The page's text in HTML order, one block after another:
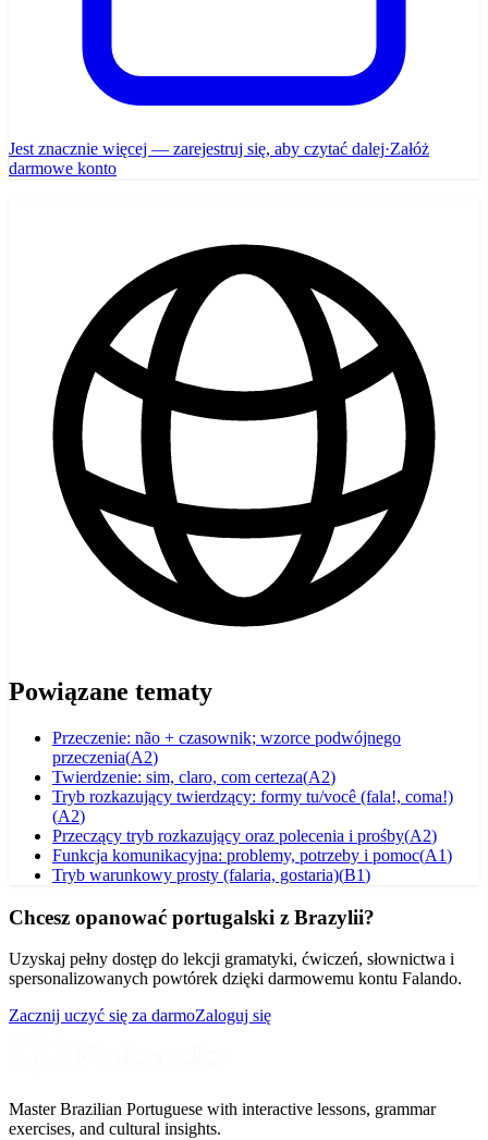
Jest znacznie więcej — zarejestruj się, aby czytać dalej·Załóż
darmowe konto
Powiązane tematy
Przeczenie: não + czasownik; wzorce podwójnego
przeczenia(A2)
Twierdzenie: sim, claro, com certeza(A2)
Tryb rozkazujący twierdzący: formy tu/você (fala!, coma!)
(A2)
Przeczący tryb rozkazujący oraz polecenia i prośby(A2)
Funkcja komunikacyjna: problemy, potrzeby i pomoc(A1)
Tryb warunkowy prosty (falaria, gostaria)(B1)
Chcesz opanować portugalski z Brazylii?
Uzyskaj pełny dostęp do lekcji gramatyki, ćwiczeń, słownictwa i
spersonalizowanych powtórek dzięki darmowemu kontu Falando.
Zacznij uczyć się za darmoZaloguj się
Master Brazilian Portuguese with interactive lessons, grammar
exercises, and cultural insights.